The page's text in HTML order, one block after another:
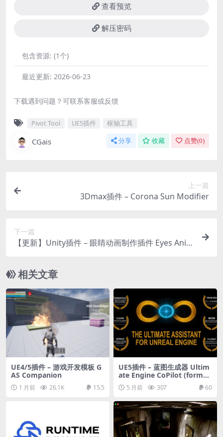
查看预览
解压密码
包含资源: (1个)
最近更新: 2026-06-23
下载遇到问题？可联系客服或反馈
Pivot Tool UE5插件 枢轴工具
CGais 分享 收藏 点赞(0)
上一篇
3Dmax插件 – Corona Sun Modifier
下一篇
【更新】Unity插件 – 眼睛动画制作插件 Eyes Anim
相关文章
UE4/5插件 – 游戏开发模板 G
AS Companion
1 月前 26.1K 15.5
UE5插件 – 蓝图生成器 Ultim
ate Engine CoPilot (formerl
y Ultimate Blueprint Gener
ator)5 月前 307 60